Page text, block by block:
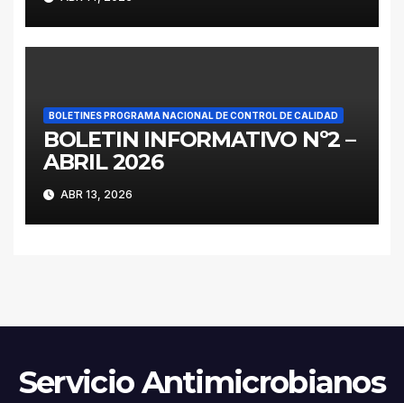
BOLETINES PROGRAMA NACIONAL DE CONTROL DE CALIDAD
BOLETIN INFORMATIVO Nº2 –
ABRIL 2026
ABR 13, 2026
Servicio Antimicrobianos